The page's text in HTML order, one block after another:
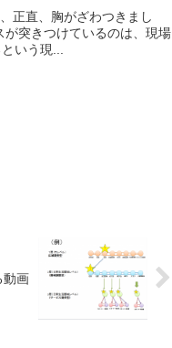
正直、胸がざわつきまし
突きつけているのは、現場
いう現...
動画